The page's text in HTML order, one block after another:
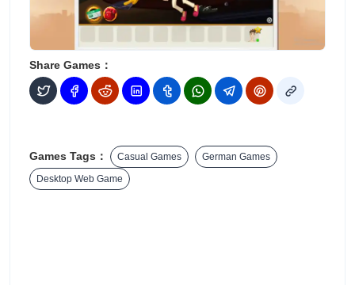
Share Games：
Games Tags： Casual Games
German Games
Desktop Web Game